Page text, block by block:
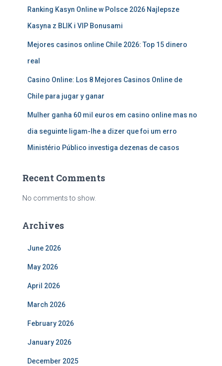
Ranking Kasyn Online w Polsce 2026 Najlepsze
Kasyna z BLIK i VIP Bonusami
Mejores casinos online Chile 2026: Top 15 dinero
real
Casino Online: Los 8 Mejores Casinos Online de
Chile para jugar y ganar
Mulher ganha 60 mil euros em casino online mas no
dia seguinte ligam-lhe a dizer que foi um erro
Ministério Público investiga dezenas de casos
Recent Comments
No comments to show.
Archives
June 2026
May 2026
April 2026
March 2026
February 2026
January 2026
December 2025